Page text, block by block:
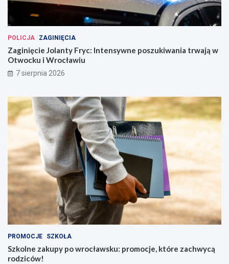
POLICJA ZAGINIĘCIA
Zaginięcie Jolanty Fryc: Intensywne poszukiwania trwają w
Otwocku i Wrocławiu
7 sierpnia 2026
PROMOCJE SZKOŁA
Szkolne zakupy po wrocławsku: promocje, które zachwycą
rodziców!